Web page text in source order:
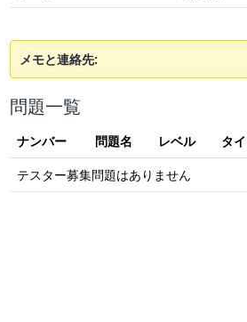
メモと連絡先:
問題一覧
ナンバー 問題名 レベル
タ
テスター募集問題はありません